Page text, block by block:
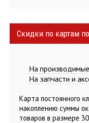
Скидки по картам
На
На запчасти и
Карта постоянного
накоплению суммы
товаров в размере